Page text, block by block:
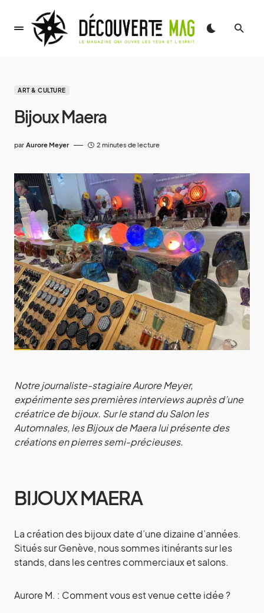
ART & CULTURE
Bijoux Maera
par Aurore Meyer 2 minutes de lecture
Notre journaliste-stagiaire Aurore Meyer,
expérimente ses premières interviews auprès d’une
créatrice de bijoux. Sur le stand du Salon les
Automnales, les Bijoux de Maera lui présente des
créations en pierres semi-précieuses.
BIJOUX MAERA
La création des bijoux date d’une dizaine d’années.
Situés sur Genève, nous sommes itinérants sur les
stands, dans les centres commerciaux et salons.
Aurore M. : Comment vous est venue cette idée ?